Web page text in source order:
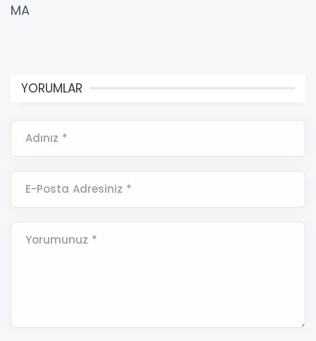
MA
YORUMLAR
Adınız *
E-Posta Adresiniz *
Yorumunuz *